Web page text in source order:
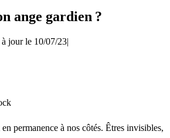
ange gardien ?
à jour le 10/07/23|
permanence à nos côtés. Êtres invisibles,